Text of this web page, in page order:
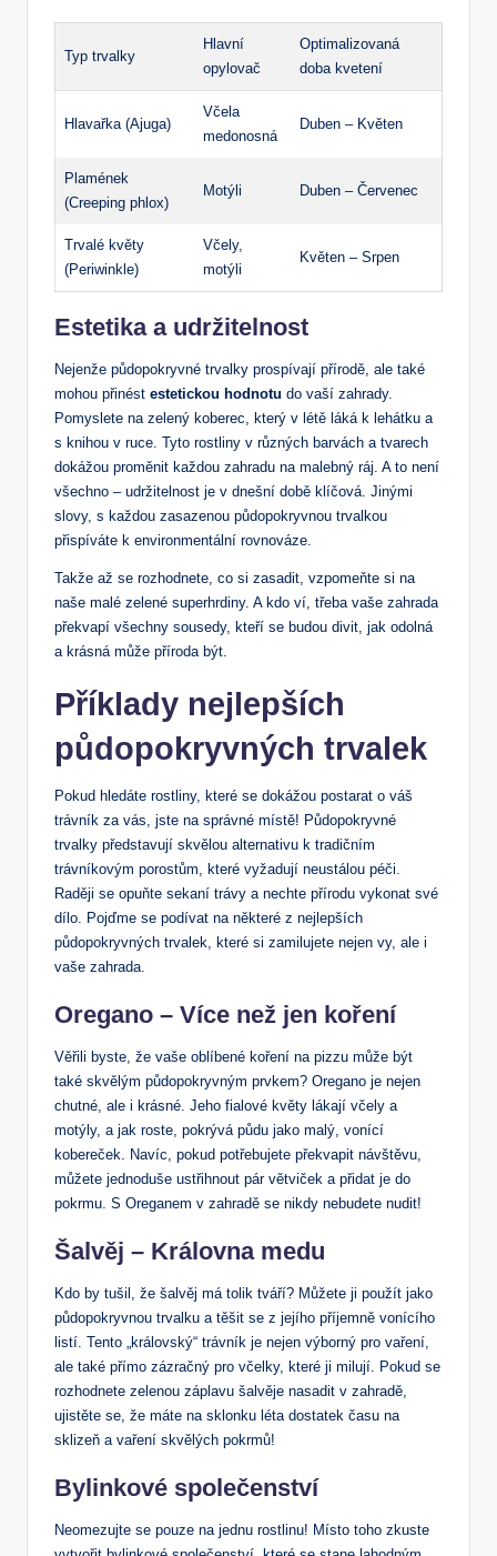
Typ trvalky
Hlavní
opylovač
Optimalizovaná
doba kvetení
Hlavařka (Ajuga)
Včela
medonosná
Duben – Květen
Plamének
(Creeping phlox)
Motýli Duben – Červenec
Trvalé květy
(Periwinkle)
Včely,
motýli
Květen – Srpen
Estetika a udržitelnost
Nejenže půdopokryvné trvalky prospívají přírodě, ale také
mohou přinést estetickou hodnotu do vaší zahrady.
Pomyslete na zelený koberec, který v létě láká k lehátku a
s knihou v ruce. Tyto rostliny v různých barvách a tvarech
dokážou proměnit každou zahradu na malebný ráj. A to není
všechno – udržitelnost je v dnešní době klíčová. Jinými
slovy, s každou zasazenou půdopokryvnou trvalkou
přispíváte k environmentální rovnováze.
Takže až se rozhodnete, co si zasadit, vzpomeňte si na
naše malé zelené superhrdiny. A kdo ví, třeba vaše zahrada
překvapí všechny sousedy, kteří se budou divit, jak odolná
a krásná může příroda být.
Příklady nejlepších
půdopokryvných trvalek
Pokud hledáte rostliny, které se dokážou postarat o váš
trávník za vás, jste na správné místě! Půdopokryvné
trvalky představují skvělou alternativu k tradičním
trávníkovým porostům, které vyžadují neustálou péči.
Raději se opuňte sekaní trávy a nechte přírodu vykonat své
dílo. Pojďme se podívat na některé z nejlepších
půdopokryvných trvalek, které si zamilujete nejen vy, ale i
vaše zahrada.
Oregano – Více než jen koření
Věřili byste, že vaše oblíbené koření na pizzu může být
také skvělým půdopokryvným prvkem? Oregano je nejen
chutné, ale i krásné. Jeho fialové květy lákají včely a
motýly, a jak roste, pokrývá půdu jako malý, vonící
kobereček. Navíc, pokud potřebujete překvapit návštěvu,
můžete jednoduše ustřihnout pár větviček a přidat je do
pokrmu. S Oreganem v zahradě se nikdy nebudete nudit!
Šalvěj – Královna medu
Kdo by tušil, že šalvěj má tolik tváří? Můžete ji použít jako
půdopokryvnou trvalku a těšit se z jejího příjemně vonícího
listí. Tento „královský“ trávník je nejen výborný pro vaření,
ale také přímo zázračný pro včelky, které ji milují. Pokud se
rozhodnete zelenou záplavu šalvěje nasadit v zahradě,
ujistěte se, že máte na sklonku léta dostatek času na
sklizeň a vaření skvělých pokrmů!
Bylinkové společenství
Neomezujte se pouze na jednu rostlinu! Místo toho zkuste